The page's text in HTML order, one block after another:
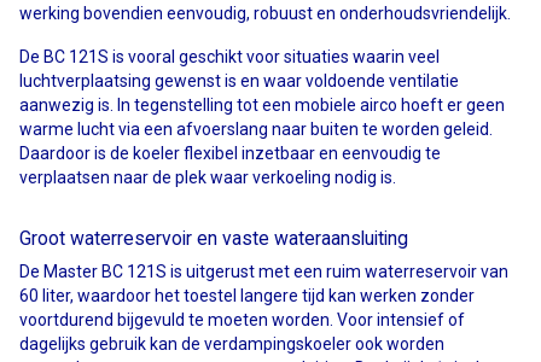
werking bovendien eenvoudig, robuust en onderhoudsvriendelijk.
De BC 121S is vooral geschikt voor situaties waarin veel
luchtverplaatsing gewenst is en waar voldoende ventilatie
aanwezig is. In tegenstelling tot een mobiele airco hoeft er geen
warme lucht via een afvoerslang naar buiten te worden geleid.
Daardoor is de koeler flexibel inzetbaar en eenvoudig te
verplaatsen naar de plek waar verkoeling nodig is.
Groot waterreservoir en vaste wateraansluiting
De Master BC 121S is uitgerust met een ruim waterreservoir van
60 liter, waardoor het toestel langere tijd kan werken zonder
voortdurend bijgevuld te moeten worden. Voor intensief of
dagelijks gebruik kan de verdampingskoeler ook worden